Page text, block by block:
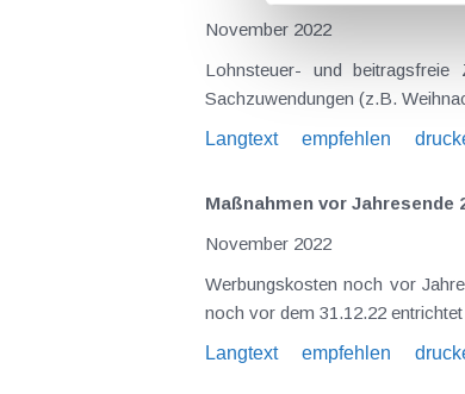
November 2022
Lohnsteuer- und beitragsfreie
Sachzuwendungen (z.B.
Langtext
empfehlen
Maßnahmen vor Jahresende
November 2022
Werbungskosten noch vor
noch vor dem 31.12.22
Langtext
empfehlen